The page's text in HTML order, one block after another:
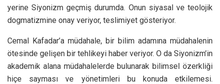
yerine Siyonizm geçmiş durumda. Onun siyasal ve teolojik
dogmatizmine onay veriyor, teslimiyet gösteriyor.
Cemal Kafadar’a müdahale, bir bilim adamına müdahalenin
ötesinde gelişen bir tehlikeyi haber veriyor. O da Siyonizm’in
akademik alana müdahalelerde bulunarak bilimsel özerkliği
hiçe sayması ve yönetimleri bu konuda etkilemesi.